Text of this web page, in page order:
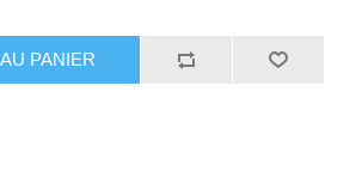
PANIER